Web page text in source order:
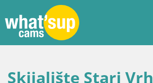
Skijalište Stari Vrh